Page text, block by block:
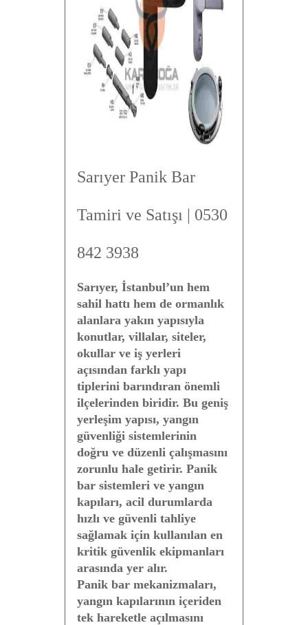
Sarıyer Panik Bar
Tamiri ve Satışı | 0530
842 3938
Sarıyer, İstanbul’un hem
sahil hattı hem de ormanlık
alanlara yakın yapısıyla
konutlar, villalar, siteler,
okullar ve iş yerleri
açısından farklı yapı
tiplerini barındıran önemli
ilçelerinden biridir. Bu geniş
yerleşim yapısı, yangın
güvenliği sistemlerinin
doğru ve düzenli çalışmasını
zorunlu hale getirir. Panik
bar sistemleri ve yangın
kapıları, acil durumlarda
hızlı ve güvenli tahliye
sağlamak için kullanılan en
kritik güvenlik ekipmanları
arasında yer alır.
Panik bar mekanizmaları,
yangın kapılarının içeriden
tek hareketle açılmasını